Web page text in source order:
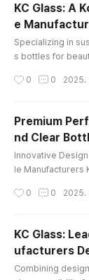
tent
ether used on
ng facilities, or in
KC Glass: A
e
bal Custom
Specializing in
s bottles for
ng glass bottle
maceuticals.
ve Korea glass
ainable grow..
0 0 2025.
Premium
nd Clear
usted Korea
urer
Innovative
le Manufacturers
leading Korea
e design and
nd perfume glass
s a one-stop
0 0 2025.
KC Glass:
ufacturers
Glass
Combining